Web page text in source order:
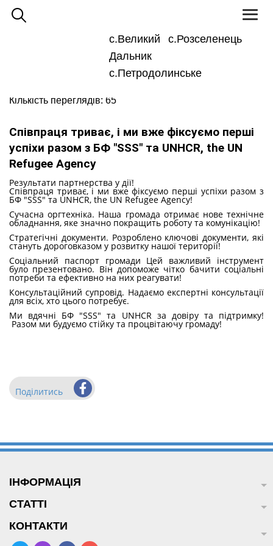
с.Великий
Дальник
с.Петродолинське
с.Розселенець
Для
Новини та оголошення
Кількість переглядів: 65
Співпраця триває, і ми вже фіксуємо перші
успіхи разом з БФ "SSS" та UNHCR, the UN
Refugee Agency
Результати партнерства у дії!
Співпраця триває, і ми вже фіксуємо перші успіхи разом з
БФ "SSS" та UNHCR, the UN Refugee Agency!
Сучасна оргтехніка. Наша громада отримає нове технічне
обладнання, яке значно покращить роботу та комунікацію!
Стратегічні документи. Розроблено ключові документи, які
стануть дороговказом у розвитку нашої території!
Соціальний паспорт громади Цей важливий інструмент
було презентовано. Він допоможе чітко бачити соціальні
потреби та ефективно на них реагувати!
Консультаційний супровід. Надаємо експертні консультації
для всіх, хто цього потребує.
Ми вдячні БФ "SSS" та UNHCR за довіру та підтримку!
Разом ми будуємо стійку та процвітаючу громаду!
Поділитись
ІНФОРМАЦІЯ
СТАТТІ
КОНТАКТИ